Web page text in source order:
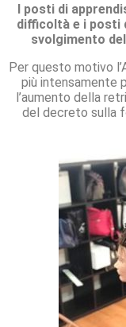
I posti di
difficoltà e i posti
svolgimento
Per questo motivo
più intensamente
l’aumento della
del decreto sulla